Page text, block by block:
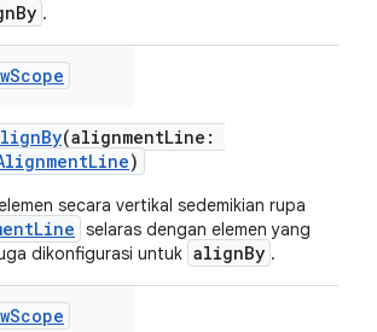
.
(alignmentLine:
)
secara vertikal sedemikian rupa
selaras dengan elemen yang
dikonfigurasi untuk alignBy .